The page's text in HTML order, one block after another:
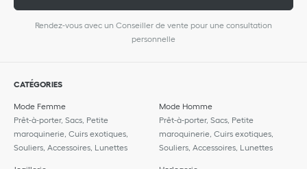
Rendez-vous avec un Conseiller de vente pour une consultation
personnelle
CATÉGORIES
Mode Femme
Prêt-à-porter, Sacs, Petite
maroquinerie, Cuirs exotiques,
Souliers, Accessoires, Lunettes
Mode Homme
Prêt-à-porter, Sacs, Petite
maroquinerie, Cuirs exotiques,
Souliers, Accessoires, Lunettes